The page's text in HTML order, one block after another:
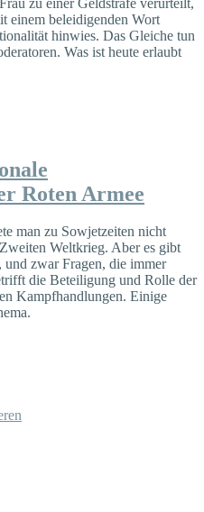
einem beleidigenden Wort
hinwies. Das Gleiche tun
Was ist heute erlaubt
Roten Armee
man zu Sowjetzeiten nicht
Weltkrieg. Aber es gibt
und zwar Fragen, die immer
die Beteiligung und Rolle der
Kampfhandlungen. Einige